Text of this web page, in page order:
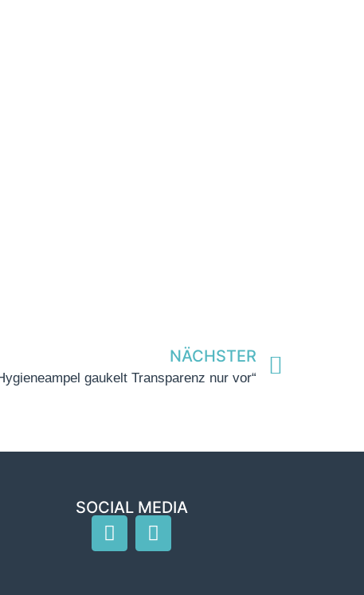
NÄCHSTER
gaukelt Transparenz nur vor“
SOCIAL MEDIA